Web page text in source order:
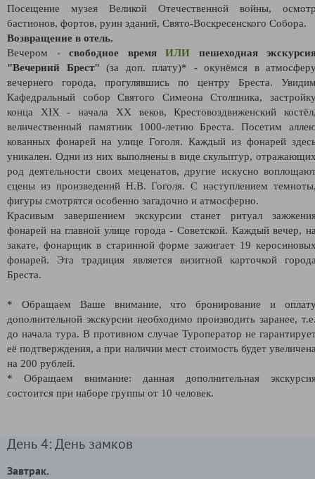
Посещение музея Великой Отечественной войны,
бастионов, фортов, руин зданий, Свято-Воскресенского Собора.
Возвращение в отель.
Вечером - свободное время ИЛИ пешеходная
"Вечерний Брест" (за доп. плату)* - окунёмся в
вечернего города, прогулявшись по центру Бреста.
Кафедральный собор Святого Симеона Столпника,
конца XIX - начала XX веков, Крестовоздвиженский
величественный памятник 1000-летию Бреста. Посетим
кованных фонарей на улице Гоголя. Каждый из фонарей
уникален. Одни из них выполнены в виде скульптур,
род деятельности своих меценатов, другие искусно
сцены из произведений Н.В. Гоголя. С наступлением
фигуры смотрятся особенно загадочно и атмосферно.
Красивым завершением экскурсии станет ритуал
фонарей на главной улице города - Советской. Каждый вечер,
закате, фонарщик в старинной форме зажигает 19
фонарей. Эта традиция является визитной карточкой
Бреста.
* Обращаем Ваше внимание, что бронирование и
дополнительной экскурсии необходимо производить заранее,
до начала тура. В противном случае Туроператор не
её подтверждения, а при наличии мест стоимость будет
на 200 рублей.
* Обращаем внимание: данная дополнительная
состоится при наборе группы от 10 человек.
День 4: День замков
Завтрак.